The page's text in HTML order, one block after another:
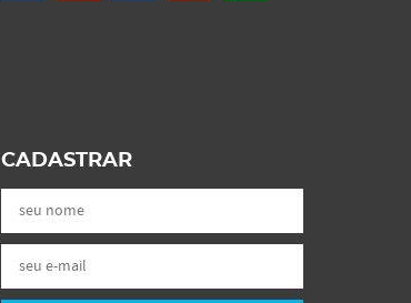
CADASTRAR